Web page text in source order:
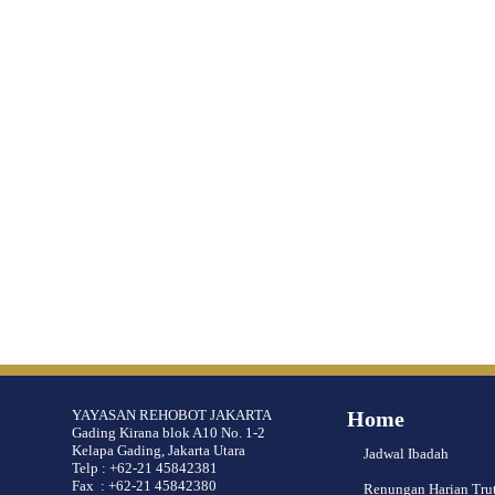
YAYASAN REHOBOT JAKARTA
Gading Kirana blok A10 No. 1-2
Kelapa Gading, Jakarta Utara
Telp : +62-21 45842381
Fax : +62-21 45842380
Home
Jadwal Ibadah
Renungan Harian